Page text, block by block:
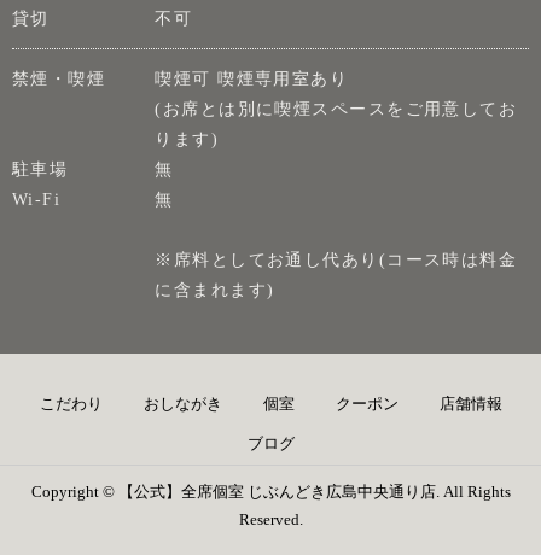
貸切
不可
禁煙・喫煙
喫煙可 喫煙専用室あり
(お席とは別に喫煙スペースをご用意してお
ります)
駐車場
無
Wi-Fi
無
※席料としてお通し代あり(コース時は料金
に含まれます)
こだわり おしながき 個室 クーポン 店舗情報
ブログ
Copyright © 【公式】全席個室 じぶんどき広島中央通り店. All Rights
Reserved.